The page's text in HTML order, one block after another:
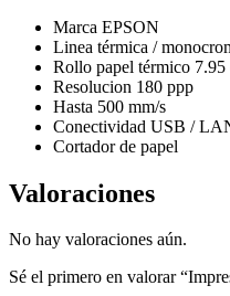
Marca EPSON
Linea térmica /
Rollo papel térmico 7.95
Resolucion 180 ppp
Hasta 500 mm/s
Conectividad USB /
Cortador de papel
Valoraciones
No hay valoraciones aún.
Sé el primero en valorar